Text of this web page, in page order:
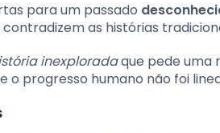
para um passado
as histórias
inexploradaque pede uma
o progresso humano não foi